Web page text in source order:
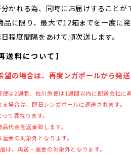
かれる為、同時にお届けすることが
品に限り、最大で12箱までを一度に
程度間隔をあけて順次送します。
送料について】
の場合は、再度ンガポールから発
は2週間、佐川急便は1週間以内に配送会社
場合は、即日シンガポールに返送されます。
て異なります。
代金を返金致します。
金の対象外となります。
、再送・返金の対象外となります。